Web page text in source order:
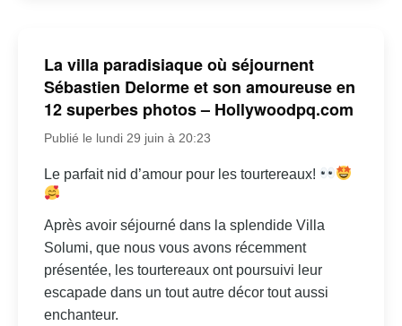
La villa paradisiaque où séjournent
Sébastien Delorme et son amoureuse en
12 superbes photos – Hollywoodpq.com
Publié le lundi 29 juin à 20:23
Le parfait nid d’amour pour les tourtereaux!
Après avoir séjourné dans la splendide Villa
Solumi, que nous vous avons récemment
présentée, les tourtereaux ont poursuivi leur
escapade dans un tout autre décor tout aussi
enchanteur.